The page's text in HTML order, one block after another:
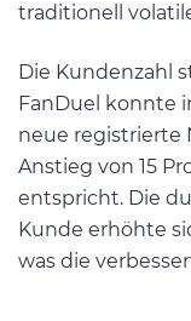
traditionell
Die Kundenzahl
FanDuel konnte
neue registrierte
Anstieg von 15
entspricht. Die
Kunde erhöhte
was die